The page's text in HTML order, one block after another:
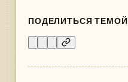
ПОДЕЛИТЬСЯ ТЕМОЙ